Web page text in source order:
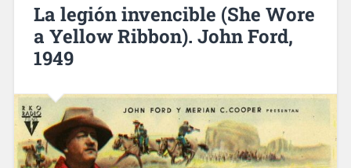
La legión invencible (She Wore
a Yellow Ribbon). John Ford,
1949